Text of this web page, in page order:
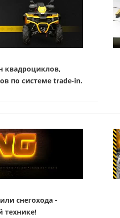
квадроциклов,
по системе trade-in.
снегохода -
технике!